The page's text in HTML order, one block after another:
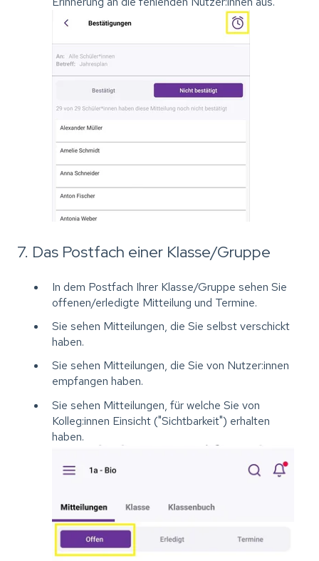
7. Das Postfach einer Klasse/Gruppe
In dem Postfach Ihrer Klasse/Gruppe sehen Sie
offenen/erledigte Mitteilung und Termine.
Sie sehen Mitteilungen, die Sie selbst verschickt
haben.
Sie sehen Mitteilungen, die Sie von Nutzer:innen
empfangen haben.
Sie sehen Mitteilungen, für welche Sie von
Kolleg:innen Einsicht ("Sichtbarkeit") erhalten
haben.